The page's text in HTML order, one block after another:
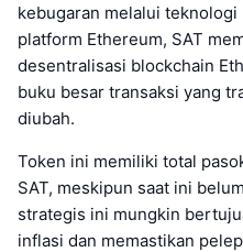
kebugaran melalui
platform Ethereum, SAT
desentralisasi blockchain
buku besar transaksi yang
diubah.
Token ini memiliki total
SAT, meskipun saat ini
strategis ini mungkin
inflasi dan memastikan